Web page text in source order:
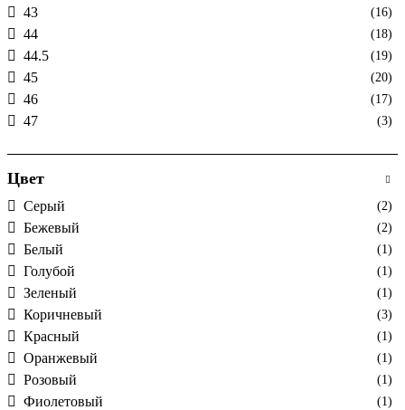
43 (16)
44 (18)
44.5 (19)
45 (20)
46 (17)
47 (3)
Цвет
Cерый (2)
Бежевый (2)
Белый (1)
Голубой (1)
Зеленый (1)
Коричневый (3)
Красный (1)
Оранжевый (1)
Розовый (1)
Фиолетовый (1)